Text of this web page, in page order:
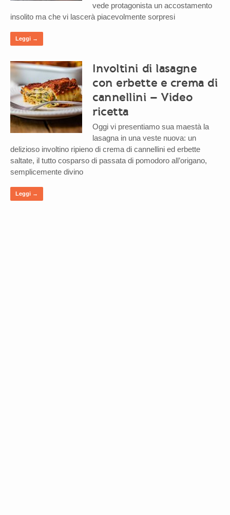
vede protagonista un accostamento
insolito ma che vi lascerà piacevolmente sorpresi
Leggi →
Involtini di lasagne
con erbette e crema di
cannellini – Video
ricetta
Oggi vi presentiamo sua maestà la
lasagna in una veste nuova: un
delizioso involtino ripieno di crema di cannellini ed erbette
saltate, il tutto cosparso di passata di pomodoro all’origano,
semplicemente divino
Leggi →